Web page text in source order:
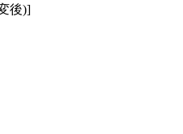
後)]